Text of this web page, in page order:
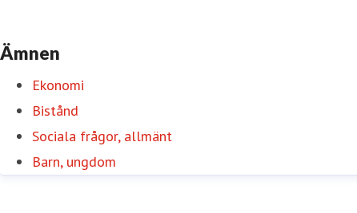
Ämnen
Ekonomi
Bistånd
Sociala frågor, allmänt
Barn, ungdom